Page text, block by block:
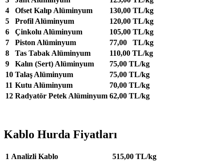
4
Ofset Kalıp Alüminyum
130,00 TL/kg
5
Profil Alüminyum
120,00 TL/kg
6
Çinkolu Alüminyum
105,00 TL/kg
7
Piston Alüminyum
77,00 TL/kg
8
Tas Tabak Alüminyum
110,00 TL/kg
9
Kalın (Sert) Alüminyum
75,00 TL/kg
10 Talaş Alüminyum
75,00 TL/kg
11 Kutu Alüminyum
70,00 TL/kg
12 Radyatör Petek Alüminyum 62,00 TL/kg
Kablo Hurda Fiyatları
1 Analizli Kablo
515,00 TL/kg